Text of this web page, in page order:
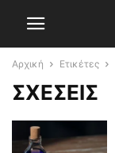
Αρχική Ετικέτες
ΣΧΕΣΕΙΣ